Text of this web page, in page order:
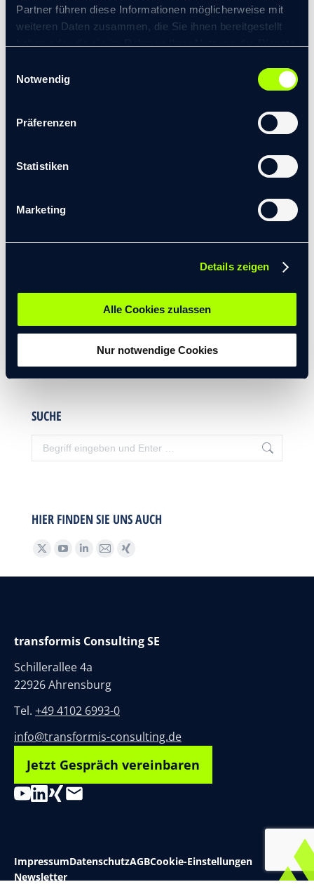
Partner führen diese Informationen möglicherweise mit
weiteren Daten zusammen, die Sie ihnen bereitgestellt
© 2026 transformis Consulting SE
Notwendig
Präferenzen
Statistiken
Marketing
Details zeigen
Alle Cookies zulassen
Nur notwendige Cookies
23. Juni 2025
Jan-Niclas Bockard wird Geschäftsführender
Direktor
FÜR DEN NEWSLETTER ANMELDEN
SUCHE
HIER FINDEN SIE UNS AUCH
Find us on:
transformis Consulting SE
Schillerallee 4a
22926 Ahrensburg
Tel. +49 4102 6993-0
info@transformis-consulting.de
Jetzt Gespräch vereinbaren
ImpressumDatenschutzAGBCookie-Einstellungen
Newsletter